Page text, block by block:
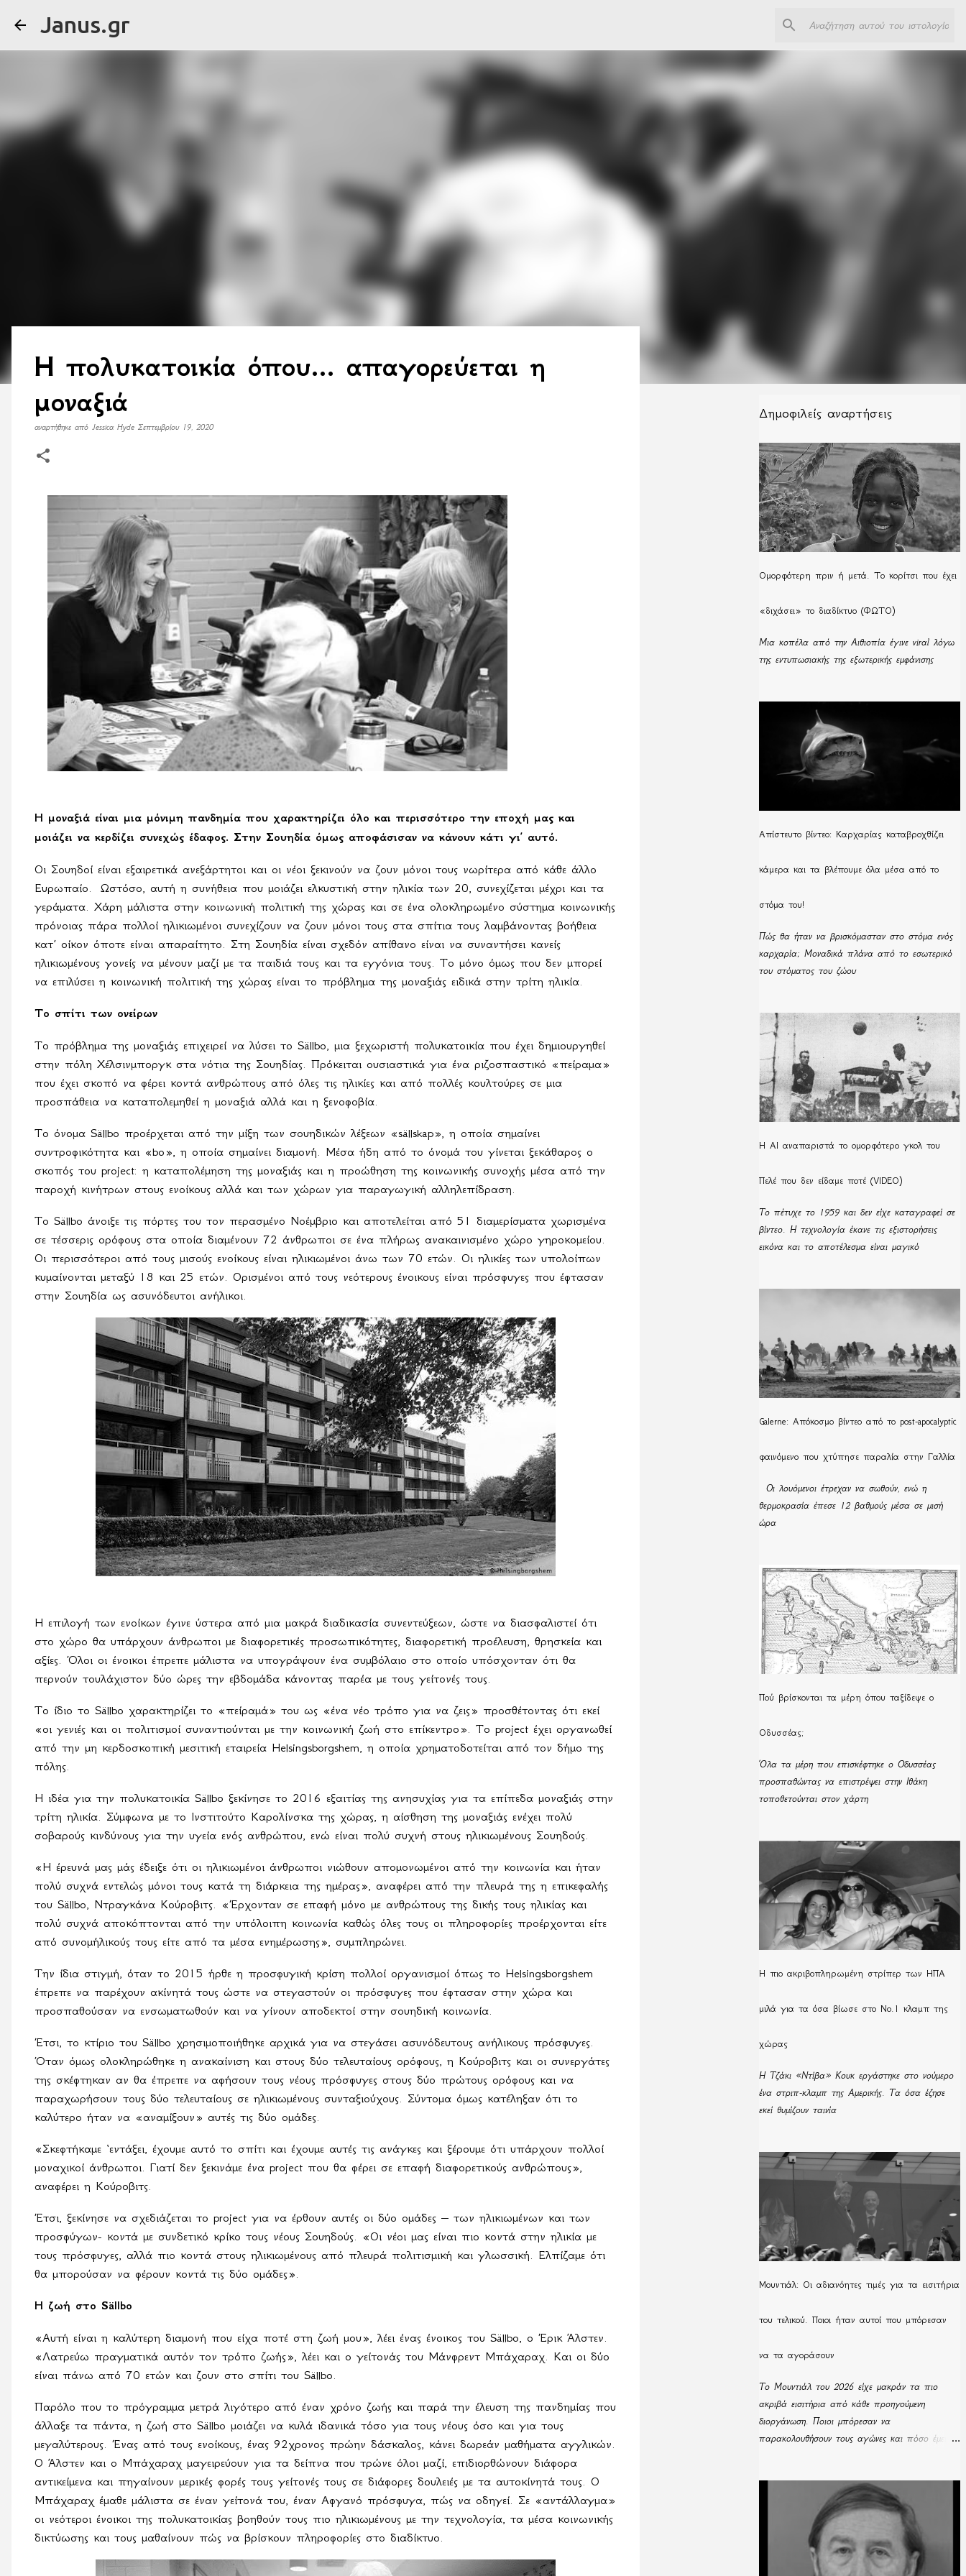
Janus.gr
Η πολυκατοικία όπου... απαγορεύεται η
μοναξιά
αναρτήθηκε από Jessica Hyde Σεπτεμβρίου 19, 2020
Η μοναξιά είναι μια μόνιμη πανδημία που χαρακτηρίζει όλο και περισσότερο την εποχή μας και
μοιάζει να κερδίζει συνεχώς έδαφος. Στην Σουηδία όμως αποφάσισαν να κάνουν κάτι γι’ αυτό.
Οι Σουηδοί είναι εξαιρετικά ανεξάρτητοι και οι νέοι ξεκινούν να ζουν μόνοι τους νωρίτερα από κάθε άλλο
Ευρωπαίο. Ωστόσο, αυτή η συνήθεια που μοιάζει ελκυστική στην ηλικία των 20, συνεχίζεται μέχρι και τα
γεράματα. Χάρη μάλιστα στην κοινωνική πολιτική της χώρας και σε ένα ολοκληρωμένο σύστημα κοινωνικής
πρόνοιας πάρα πολλοί ηλικιωμένοι συνεχίζουν να ζουν μόνοι τους στα σπίτια τους λαμβάνοντας βοήθεια
κατ’ οίκον όποτε είναι απαραίτητο. Στη Σουηδία είναι σχεδόν απίθανο είναι να συναντήσει κανείς
ηλικιωμένους γονείς να μένουν μαζί με τα παιδιά τους και τα εγγόνια τους. Το μόνο όμως που δεν μπορεί
να επιλύσει η κοινωνική πολιτική της χώρας είναι το πρόβλημα της μοναξιάς ειδικά στην τρίτη ηλικία.
Το σπίτι των ονείρων
Το πρόβλημα της μοναξιάς επιχειρεί να λύσει το Sällbo, μια ξεχωριστή πολυκατοικία που έχει δημιουργηθεί
στην πόλη Χέλσινμποργκ στα νότια της Σουηδίας. Πρόκειται ουσιαστικά για ένα ριζοσπαστικό «πείραμα»
που έχει σκοπό να φέρει κοντά ανθρώπους από όλες τις ηλικίες και από πολλές κουλτούρες σε μια
προσπάθεια να καταπολεμηθεί η μοναξιά αλλά και η ξενοφοβία.
Το όνομα Sällbo προέρχεται από την μίξη των σουηδικών λέξεων «sällskap», η οποία σημαίνει
συντροφικότητα και «bo », η οποία σημαίνει διαμονή. Μέσα ήδη από το όνομά του γίνεται ξεκάθαρος ο
σκοπός του project: η καταπολέμηση της μοναξιάς και η προώθηση της κοινωνικής συνοχής μέσα από την
παροχή κινήτρων στους ενοίκους αλλά και των χώρων για παραγωγική αλληλεπίδραση.
Το Sällbo άνοιξε τις πόρτες του τον περασμένο Νοέμβριο και αποτελείται από 51 διαμερίσματα χωρισμένα
σε τέσσερις ορόφους στα οποία διαμένουν 72 άνθρωποι σε ένα πλήρως ανακαινισμένο χώρο γηροκομείου.
Οι περισσότεροι από τους μισούς ενοίκους είναι ηλικιωμένοι άνω των 70 ετών. Οι ηλικίες των υπολοίπων
κυμαίνονται μεταξύ 18 και 25 ετών. Ορισμένοι από τους νεότερους ένοικους είναι πρόσφυγες που έφτασαν
στην Σουηδία ως ασυνόδευτοι ανήλικοι.
Η επιλογή των ενοίκων έγινε ύστερα από μια μακρά διαδικασία συνεντεύξεων, ώστε να διασφαλιστεί ότι
στο χώρο θα υπάρχουν άνθρωποι με διαφορετικές προσωπικότητες, διαφορετική προέλευση, θρησκεία και
αξίες. Όλοι οι ένοικοι έπρεπε μάλιστα να υπογράψουν ένα συμβόλαιο στο οποίο υπόσχονταν ότι θα
περνούν τουλάχιστον δύο ώρες την εβδομάδα κάνοντας παρέα με τους γείτονές τους.
Το ίδιο το Sällbo χαρακτηρίζει το «πείραμά» του ως «ένα νέο τρόπο για να ζεις» προσθέτοντας ότι εκεί
«οι γενιές και οι πολιτισμοί συναντιούνται με την κοινωνική ζωή στο επίκεντρο». Το project έχει οργανωθεί
από την μη κερδοσκοπική μεσιτική εταιρεία Helsingsborgshem, η οποία χρηματοδοτείται από τον δήμο της
πόλης.
Η ιδέα για την πολυκατοικία Sällbo ξεκίνησε το 2016 εξαιτίας της ανησυχίας για τα επίπεδα μοναξιάς στην
τρίτη ηλικία. Σύμφωνα με το Ινστιτούτο Καρολίνσκα της χώρας, η αίσθηση της μοναξιάς ενέχει πολύ
σοβαρούς κινδύνους για την υγεία ενός ανθρώπου, ενώ είναι πολύ συχνή στους ηλικιωμένους Σουηδούς.
«Η έρευνά μας μάς έδειξε ότι οι ηλικιωμένοι άνθρωποι νιώθουν απομονωμένοι από την κοινωνία και ήταν
πολύ συχνά εντελώς μόνοι τους κατά τη διάρκεια της ημέρας», αναφέρει από την πλευρά της η επικεφαλής
του Sällbo, Ντραγκάνα Κούροβιτς. «Έρχονταν σε επαφή μόνο με ανθρώπους της δικής τους ηλικίας και
πολύ συχνά αποκόπτονται από την υπόλοιπη κοινωνία καθώς όλες τους οι πληροφορίες προέρχονται είτε
από συνομήλικούς τους είτε από τα μέσα ενημέρωσης», συμπληρώνει.
Την ίδια στιγμή, όταν το 2015 ήρθε η προσφυγική κρίση πολλοί οργανισμοί όπως το Helsingsborgshem
έπρεπε να παρέχουν ακίνητά τους ώστε να στεγαστούν οι πρόσφυγες που έφτασαν στην χώρα και
προσπαθούσαν να ενσωματωθούν και να γίνουν αποδεκτοί στην σουηδική κοινωνία.
Έτσι, το κτίριο του Sällbo χρησιμοποιήθηκε αρχικά για να στεγάσει ασυνόδευτους ανήλικους πρόσφυγες.
Όταν όμως ολοκληρώθηκε η ανακαίνιση και στους δύο τελευταίους ορόφους, η Κούροβιτς και οι συνεργάτες
της σκέφτηκαν αν θα έπρεπε να αφήσουν τους νέους πρόσφυγες στους δύο πρώτους ορόφους και να
παραχωρήσουν τους δύο τελευταίους σε ηλικιωμένους συνταξιούχους. Σύντομα όμως κατέληξαν ότι το
καλύτερο ήταν να «αναμίξουν» αυτές τις δύο ομάδες.
«Σκεφτήκαμε ‘εντάξει, έχουμε αυτό το σπίτι και έχουμε αυτές τις ανάγκες και ξέρουμε ότι υπάρχουν πολλοί
μοναχικοί άνθρωποι. Γιατί δεν ξεκινάμε ένα project που θα φέρει σε επαφή διαφορετικούς ανθρώπους»,
αναφέρει η Κούροβιτς.
Έτσι, ξεκίνησε να σχεδιάζεται το project για να έρθουν αυτές οι δύο ομάδες – των ηλικιωμένων και των
προσφύγων- κοντά με συνδετικό κρίκο τους νέους Σουηδούς. «Οι νέοι μας είναι πιο κοντά στην ηλικία με
τους πρόσφυγες, αλλά πιο κοντά στους ηλικιωμένους από πλευρά πολιτισμική και γλωσσική. Ελπίζαμε ότι
θα μπορούσαν να φέρουν κοντά τις δύο ομάδες».
Η ζωή στο Sällbo
«Αυτή είναι η καλύτερη διαμονή που είχα ποτέ στη ζωή μου», λέει ένας ένοικος του Sällbo, ο Έρικ Άλστεν.
«Λατρεύω πραγματικά αυτόν τον τρόπο ζωής», λέει και ο γείτονάς του Μάνφρεντ Μπάχαραχ. Και οι δύο
είναι πάνω από 70 ετών και ζουν στο σπίτι του Sällbo.
Παρόλο που το πρόγραμμα μετρά λιγότερο από έναν χρόνο ζωής και παρά την έλευση της πανδημίας που
άλλαξε τα πάντα, η ζωή στο Sällbo μοιάζει να κυλά ιδανικά τόσο για τους νέους όσο και για τους
μεγαλύτερους. Ένας από τους ενοίκους, ένας 92χρονος πρώην δάσκαλος, κάνει δωρεάν μαθήματα αγγλικών.
Ο Άλστεν και ο Μπάχαραχ μαγειρεύουν για τα δείπνα που τρώνε όλοι μαζί, επιδιορθώνουν διάφορα
αντικείμενα και πηγαίνουν μερικές φορές τους γείτονές τους σε διάφορες δουλειές με τα αυτοκίνητά τους. Ο
Μπάχαραχ έμαθε μάλιστα σε έναν γείτονά του, έναν Αφγανό πρόσφυγα, πώς να οδηγεί. Σε «αντάλλαγμα»
οι νεότεροι ένοικοι της πολυκατοικίας βοηθούν τους πιο ηλικιωμένους με την τεχνολογία, τα μέσα κοινωνικής
δικτύωσης και τους μαθαίνουν πώς να βρίσκουν πληροφορίες στο διαδίκτυο.
Δημοφιλείς αναρτήσεις
Ομορφότερη πριν ή μετά. Το κορίτσι που έχει
«διχάσει» το διαδίκτυο (ΦΩΤΟ)
Μια κοπέλα από την Αιθιοπία έγινε viral λόγω
της εντυπωσιακής της εξωτερικής εμφάνισης
Απίστευτο βίντεο: Καρχαρίας καταβροχθίζει
κάμερα και τα βλέπουμε όλα μέσα από το
στόμα του!
Πώς θα ήταν να βρισκόμασταν στο στόμα ενός
καρχαρία; Μοναδικά πλάνα από το εσωτερικό
του στόματος του ζώου
Η ΑΙ αναπαριστά το ομορφότερο γκολ του
Πελέ που δεν είδαμε ποτέ (VIDEO)
Το πέτυχε το 1959 και δεν είχε καταγραφεί σε
βίντεο. Η τεχνολογία έκανε τις εξιστορήσεις
εικόνα και το αποτέλεσμα είναι μαγικό
Galerne: Απόκοσμο βίντεο από το post-apocalyptic
φαινόμενο που χτύπησε παραλία στην Γαλλία
Οι λουόμενοι έτρεχαν να σωθούν, ενώ η
θερμοκρασία έπεσε 12 βαθμούς μέσα σε μισή
ώρα
Πού βρίσκονται τα μέρη όπου ταξίδεψε ο
Οδυσσέας;
Όλα τα μέρη που επισκέφτηκε ο Οδυσσέας
προσπαθώντας να επιστρέψει στην Ιθάκη
τοποθετούνται στον χάρτη
H πιο ακριβοπληρωμένη στρίπερ των ΗΠΑ
μιλά για τα όσα βίωσε στο Νο.1 κλαμπ της
χώρας
Η Τζάκι «Ντίβα» Κουκ εργάστηκε στο νούμερο
ένα στριπ-κλαμπ της Αμερικής. Τα όσα έζησε
εκεί θυμίζουν ταινία
Μουντιάλ: Οι αδιανόητες τιμές για τα εισιτήρια
του τελικού. Ποιοι ήταν αυτοί που μπόρεσαν
να τα αγοράσουν
Το Μουντιάλ του 2026 είχε μακράν τα πιο
ακριβά εισιτήρια από κάθε προηγούμενη
διοργάνωση. Ποιοι μπόρεσαν να
παρακολουθήσουν τους αγώνες και πόσο έμειναν